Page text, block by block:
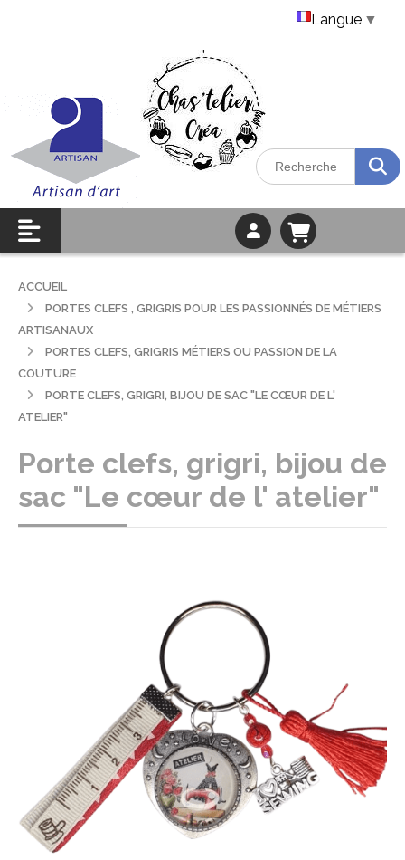
ACCUEIL
PORTES CLEFS , GRIGRIS POUR LES PASSIONNÉS DE MÉTIERS
ARTISANAUX
PORTES CLEFS, GRIGRIS MÉTIERS OU PASSION DE LA
COUTURE
PORTE CLEFS, GRIGRI, BIJOU DE SAC "LE CŒUR DE L'
ATELIER"
Porte clefs, grigri, bijou de
sac "Le cœur de l' atelier"
Langue ▼